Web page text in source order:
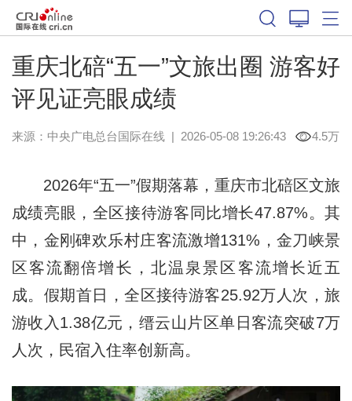
重庆北碚“五一”文旅出圈 游客好
评见证亮眼成绩
来源：中央广电总台国际在线| 2026-05-08 19:26:43 4.5万
2026年“五一”假期落幕，重庆市北碚区文旅
成绩亮眼，全区接待游客同比增长47.87%。其
中，金刚碑欢乐村庄客流激增131%，金刀峡景
区客流翻倍增长，北温泉景区客流增长近五
成。假期首日，全区接待游客25.92万人次，旅
游收入1.38亿元，缙云山片区单日客流突破7万
人次，民宿入住率创新高。